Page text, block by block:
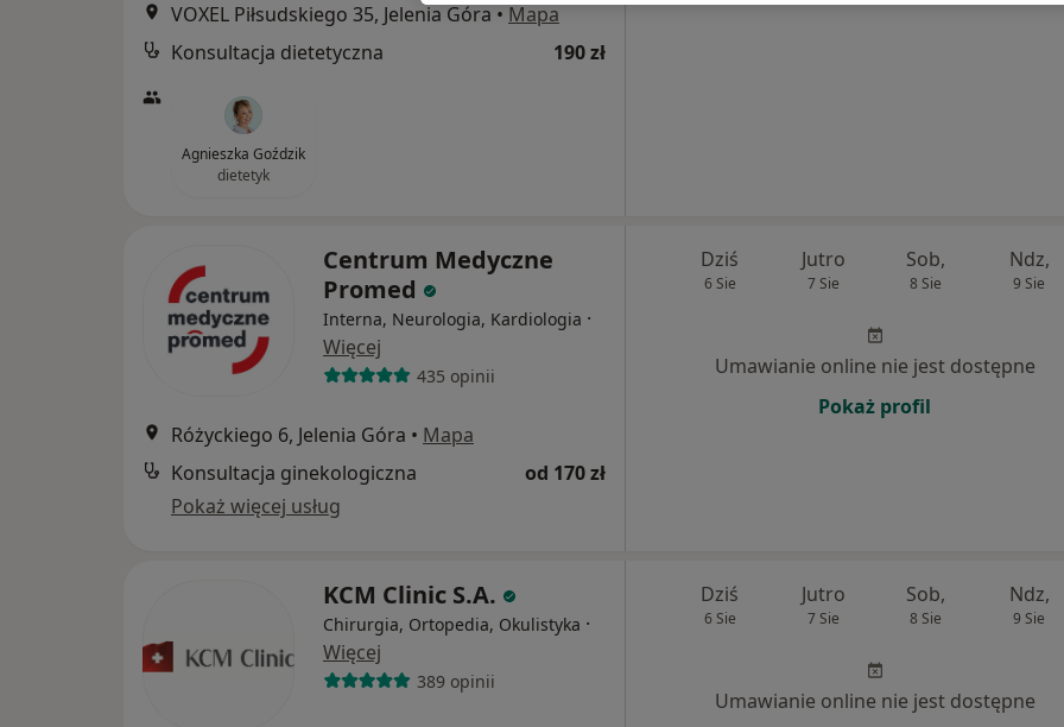
VOXEL Piłsudskiego 35, Jelenia Góra • Mapa
Konsultacja dietetyczna
190 zł
Agnieszka Goździk
dietetyk
Centrum Medyczne
Promed
Interna, Neurologia, Kardiologia ·
Więcej
435 opinii
Różyckiego 6, Jelenia Góra • Mapa
Konsultacja ginekologiczna
od 170 zł
Pokaż więcej usług
Dziś
6 Sie
Jutro
7 Sie
Sob,
8 Sie
Ndz,
9 Sie
Umawianie online nie jest dostępne
Pokaż profil
KCM Clinic S.A.
Chirurgia, Ortopedia, Okulistyka ·
Więcej
389 opinii
Dziś
6 Sie
Jutro
7 Sie
Sob,
8 Sie
Ndz,
9 Sie
Umawianie online nie jest dostępne